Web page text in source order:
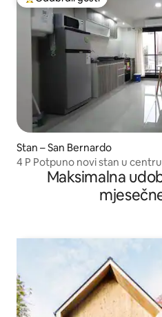
Među najviše rangiranima s
Stan – San Bernardo
4 P Potpuno novi stan u
Maksimalna